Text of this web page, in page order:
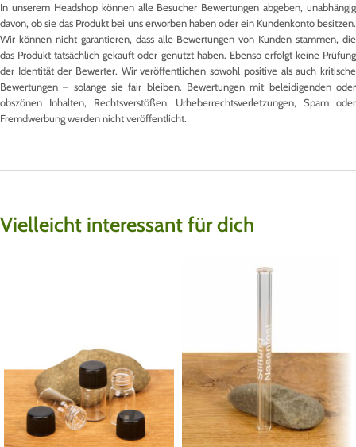
In unserem Headshop können alle Besucher Bewertungen abgeben, unabhängig
davon, ob sie das Produkt bei uns erworben haben oder ein Kundenkonto besitzen.
Wir können nicht garantieren, dass alle Bewertungen von Kunden stammen, die
das Produkt tatsächlich gekauft oder genutzt haben. Ebenso erfolgt keine Prüfung
der Identität der Bewerter. Wir veröffentlichen sowohl positive als auch kritische
Bewertungen – solange sie fair bleiben. Bewertungen mit beleidigenden oder
obszönen Inhalten, Rechtsverstößen, Urheberrechtsverletzungen, Spam oder
Fremdwerbung werden nicht veröffentlicht.
Vielleicht interessant für dich